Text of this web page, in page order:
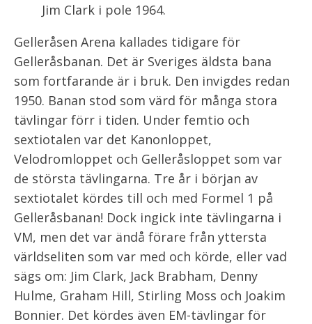
Jim Clark i pole 1964.
Gelleråsen Arena kallades tidigare för
Gelleråsbanan. Det är Sveriges äldsta bana
som fortfarande är i bruk. Den invigdes redan
1950. Banan stod som värd för många stora
tävlingar förr i tiden. Under femtio och
sextiotalen var det Kanonloppet,
Velodromloppet och Gelleråsloppet som var
de största tävlingarna. Tre år i början av
sextiotalet kördes till och med Formel 1 på
Gelleråsbanan! Dock ingick inte tävlingarna i
VM, men det var ändå förare från yttersta
världseliten som var med och körde, eller vad
sägs om: Jim Clark, Jack Brabham, Denny
Hulme, Graham Hill, Stirling Moss och Joakim
Bonnier. Det kördes även EM-tävlingar för